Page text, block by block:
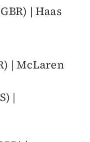
| Haas
| McLaren
|